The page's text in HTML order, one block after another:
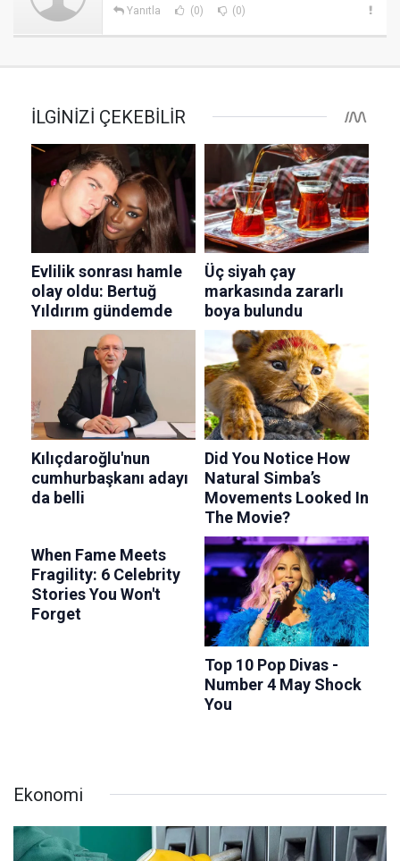
Yanıtla (0) (0)
Ekonomi